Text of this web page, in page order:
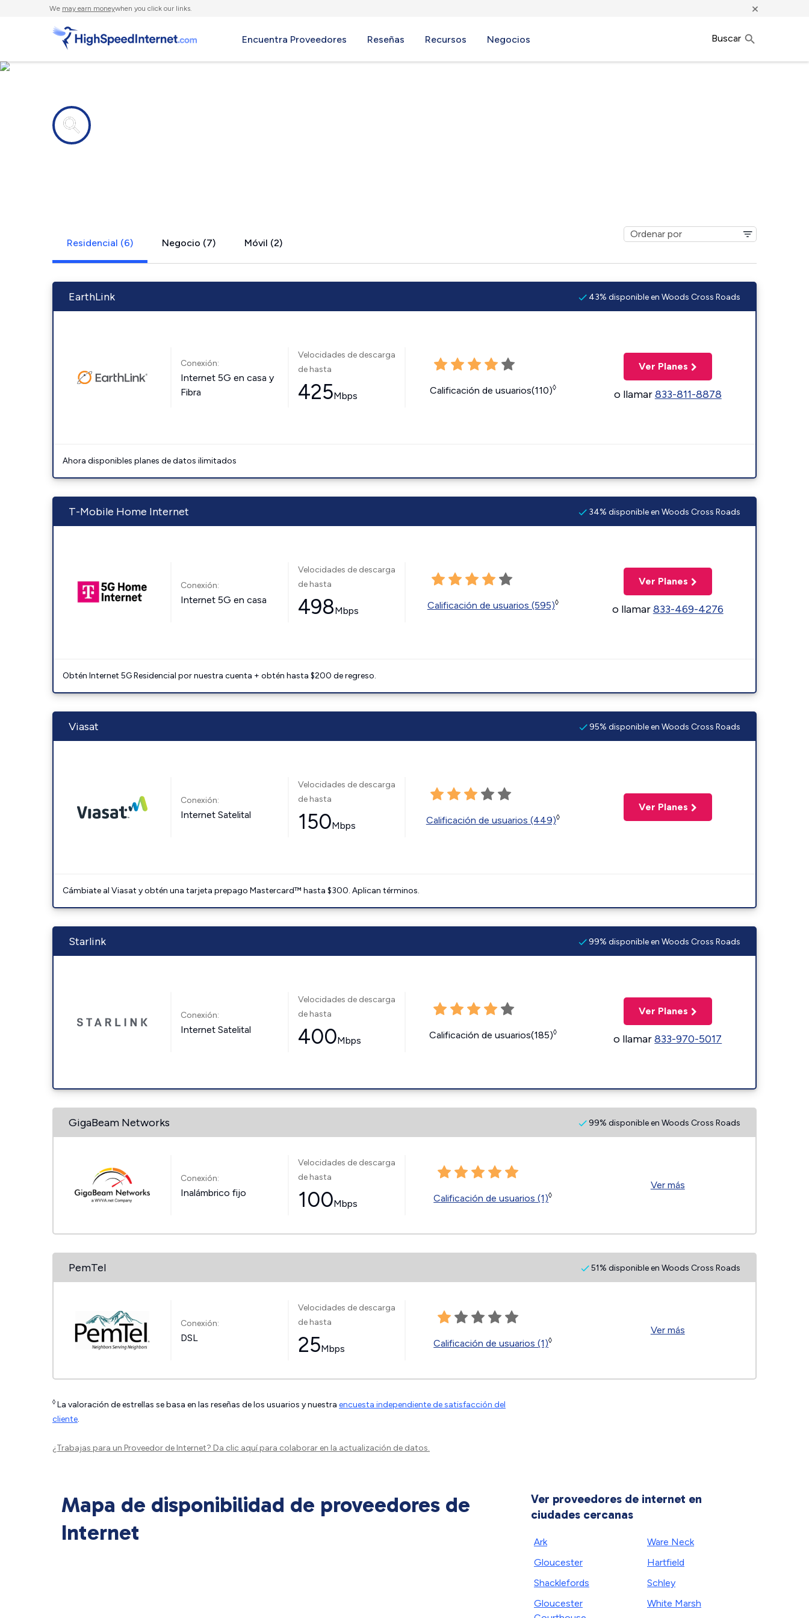
We may earn moneywhen you click our links. ×
Encuentra Proveedores Reseñas Recursos Negocios Buscar
Residencial (6) Negocio (7) Móvil (2)
EarthLink 43% disponible en Woods Cross Roads
Conexión:
Internet 5G en casa y
Fibra
Velocidades de descarga
de hasta
425Mbps Calificación de usuarios(110)◊
Ver Planes
o llamar833-811-8878
Ahora disponibles planes de datos ilimitados
T-Mobile Home Internet 34% disponible en Woods Cross Roads
Conexión:
Internet 5G en casa
Velocidades de descarga
de hasta
498Mbps Calificación de usuarios (595)◊
Ver Planes
o llamar833-469-4276
Obtén Internet 5G Residencial por nuestra cuenta + obtén hasta $200 de regreso.
Viasat 95% disponible en Woods Cross Roads
Conexión:
Internet Satelital
Velocidades de descarga
de hasta
150Mbps Calificación de usuarios (449)◊
Ver Planes
Cámbiate al Viasat y obtén una tarjeta prepago Mastercard™ hasta $300. Aplican términos.
Starlink 99% disponible en Woods Cross Roads
Conexión:
Internet Satelital
Velocidades de descarga
de hasta
400Mbps Calificación de usuarios(185)◊
Ver Planes
o llamar833-970-5017
GigaBeam Networks 99% disponible en Woods Cross Roads
Conexión:
Inalámbrico fijo
Velocidades de descarga
de hasta
100Mbps Calificación de usuarios (1)◊
Ver más
PemTel 51% disponible en Woods Cross Roads
Conexión:
DSL
Velocidades de descarga
de hasta
25Mbps Calificación de usuarios (1)◊
Ver más
◊ La valoración de estrellas se basa en las reseñas de los usuarios y nuestra encuesta independiente de satisfacción del
cliente.
¿Trabajas para un Proveedor de Internet? Da clic aquípara colaborar en la actualización de datos.
Mapa de disponibilidad de proveedores de
Internet
Ver proveedores de internet en
ciudades cercanas
Ark
Gloucester
Shacklefords
Gloucester
Ware Neck
Hartfield
Schley
White Marsh